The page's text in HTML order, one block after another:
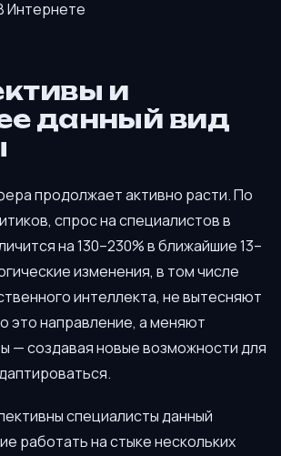
Интернете
и
данный вид
продолжает активно расти. По
спрос на специалистов в
на 130–230% в ближайшие 13–
изменения, в том числе
интеллекта, не вытесняют
это направление, а меняют
— создавая новые возможности для
специалисты данный
работать на стыке нескольких